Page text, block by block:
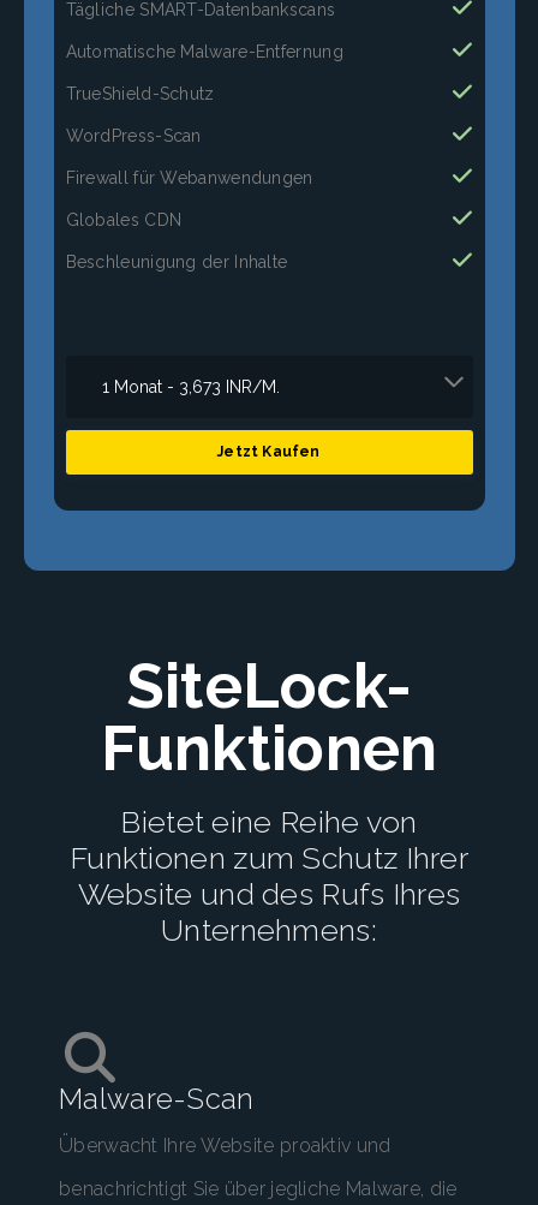
Tägliche SMART-Datenbankscans
Automatische Malware-Entfernung
TrueShield-Schutz
WordPress-Scan
Firewall für Webanwendungen
Globales CDN
Beschleunigung der Inhalte
Jetzt Kaufen
SiteLock-
Funktionen
Bietet eine Reihe von
Funktionen zum Schutz Ihrer
Website und des Rufs Ihres
Unternehmens:
Malware-Scan
Überwacht Ihre Website proaktiv und
benachrichtigt Sie über jegliche Malware, die